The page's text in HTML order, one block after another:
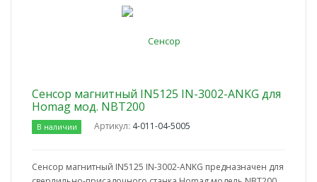
Сенсор магнитный IN5125 IN-3002-ANKG для
Homag мод. NBT200
В наличии Артикул: 4-011-04-5005
Сенсор магнитный IN5125 IN-3002-ANKG предназначен для